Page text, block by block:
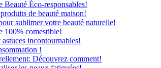
Beauté Éco-responsables!
de beauté maison!
sublimer votre beauté naturelle!
100% comestible!
incontournables!
!
Découvrez comment!